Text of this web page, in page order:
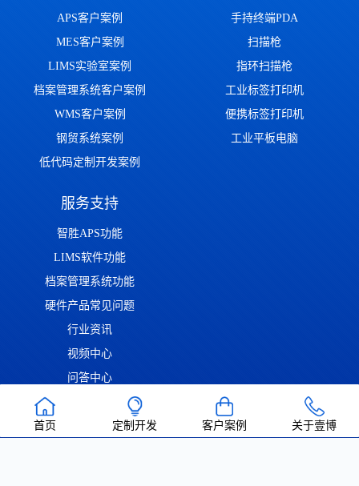
首页 定制开发 客户案例 关于壹博
APS客户案例
MES客户案例
LIMS实验室案例
档案管理系统客户案例
WMS客户案例
钢贸系统案例
低代码定制开发案例
手持终端PDA
扫描枪
指环扫描枪
工业标签打印机
便携标签打印机
工业平板电脑
服务支持
智胜APS功能
LIMS软件功能
档案管理系统功能
硬件产品常见问题
行业资讯
视频中心
问答中心
渝ICP备2022014306号 渝公网安备50011302001126号 | Copyright ©